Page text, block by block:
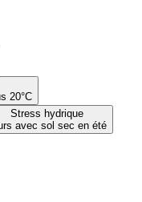
20°C
Stress hydrique
avec sol sec en été